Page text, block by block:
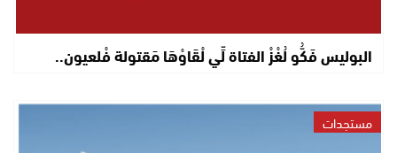
البوليس فَكُّو لُغْزْ الفتاة لِّي لْقَاوْهَا مَقتولة فْلعيون..
مستجدات